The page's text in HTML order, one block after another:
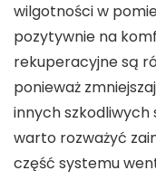
wilgotności w
pozytywnie na
rekuperacyjne są
ponieważ
innych
warto rozważyć
część systemu